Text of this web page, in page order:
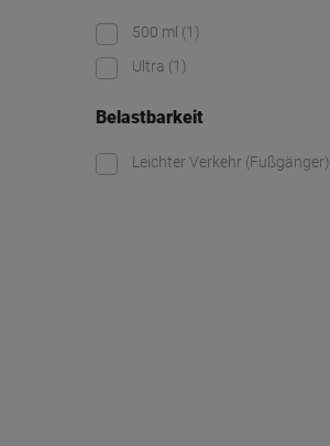
500 ml (1)
Ultra (1)
Belastbarkeit
Leichter Verkehr (Fußgänger)